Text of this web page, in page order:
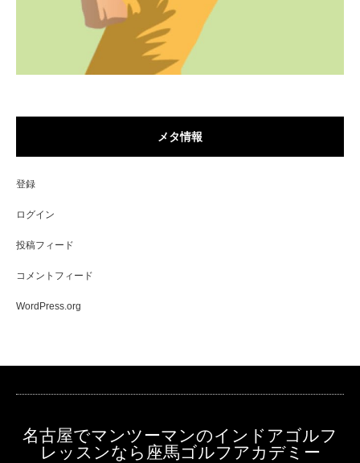
メタ情報
登録
ログイン
投稿フィード
コメントフィード
WordPress.org
名古屋でマンツーマンのインドアゴルフ
レッスンなら座馬ゴルフアカデミー